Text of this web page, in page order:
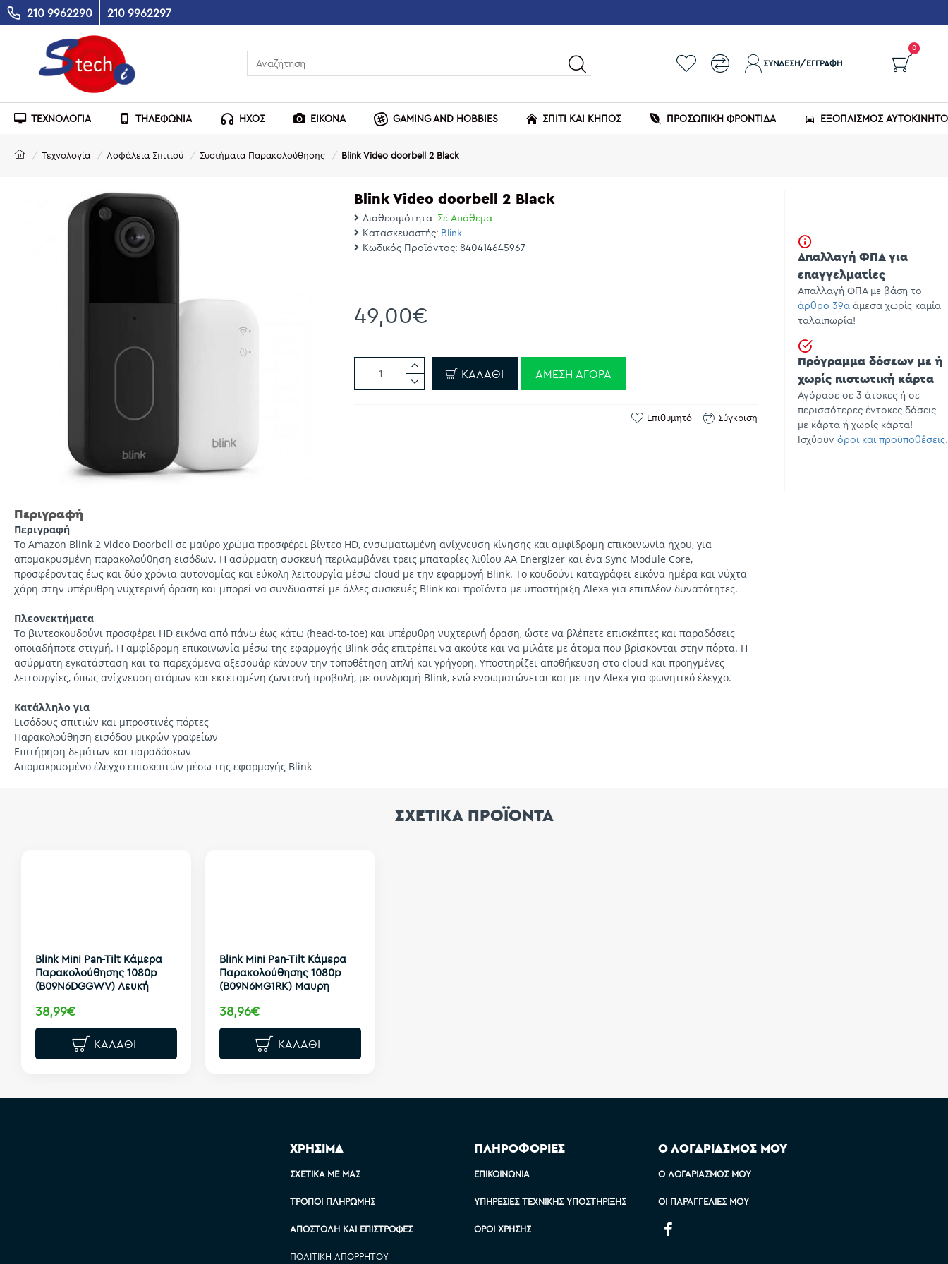
210 9962290 210 9962297
ΣΎΝΔΕΣΗ/ΕΓΓΡΑΦΉ
0
ΤΕΧΝΟΛΟΓΙΑ ΤΗΛΕΦΩΝΙΑ ΗΧΟΣ ΕΙΚΟΝΑ GAMING AND HOBBIES ΣΠΙΤΙ ΚΑΙ ΚΗΠΟΣ ΠΡΟΣΩΠΙΚΗ ΦΡΟΝΤΙΔΑ ΕΞΟΠΛΙΣΜΌΣ
Τεχνολογία Ασφάλεια Σπιτιού Συστήματα Παρακολούθησης Blink Video doorbell 2 Black
Blink Video doorbell 2 Black
Διαθεσιμότητα: Σε Απόθεμα
Κατασκευαστής: Blink
Κωδικός Προϊόντος: 840414645967
49,00€
ΚΑΛΆΘΙ ΆΜΕΣΗ ΑΓΟΡΆ
Επιθυμητό Σύγκριση
Περιγραφή
Περιγραφή
Το Amazon Blink 2 Video Doorbell σε μαύρο χρώμα προσφέρει βίντεο HD, ενσωματωμένη ανίχνευση κίνησης και αμφίδρομη επικοινωνία ήχου, για
απομακρυσμένη παρακολούθηση εισόδων. Η ασύρματη συσκευή περιλαμβάνει τρεις μπαταρίες λιθίου AA Energizer και ένα Sync Module Core,
προσφέροντας έως και δύο χρόνια αυτονομίας και εύκολη λειτουργία μέσω cloud με την εφαρμογή Blink. Το κουδούνι καταγράφει εικόνα ημέρα και νύχτα
χάρη στην υπέρυθρη νυχτερινή όραση και μπορεί να συνδυαστεί με άλλες συσκευές Blink και προϊόντα με υποστήριξη Alexa για επιπλέον δυνατότητες.
Πλεονεκτήματα
Το βιντεοκουδούνι προσφέρει HD εικόνα από πάνω έως κάτω (head-to-toe) και υπέρυθρη νυχτερινή όραση, ώστε να βλέπετε επισκέπτες και παραδόσεις
οποιαδήποτε στιγμή. Η αμφίδρομη επικοινωνία μέσω της εφαρμογής Blink σάς επιτρέπει να ακούτε και να μιλάτε με άτομα που βρίσκονται στην πόρτα. Η
ασύρματη εγκατάσταση και τα παρεχόμενα αξεσουάρ κάνουν την τοποθέτηση απλή και γρήγορη. Υποστηρίζει αποθήκευση στο cloud και προηγμένες
λειτουργίες, όπως ανίχνευση ατόμων και εκτεταμένη ζωντανή προβολή, με συνδρομή Blink, ενώ ενσωματώνεται και με την Alexa για φωνητικό έλεγχο.
Κατάλληλο για
Εισόδους σπιτιών και μπροστινές πόρτες
Παρακολούθηση εισόδου μικρών γραφείων
Επιτήρηση δεμάτων και παραδόσεων
Απομακρυσμένο έλεγχο επισκεπτών μέσω της εφαρμογής Blink
Απαλλαγή ΦΠΑ για
επαγγελματίες
Απαλλαγή ΦΠΑ με βάση το
άρθρο 39α άμεσα χωρίς καμία
ταλαιπωρία!
Πρόγραμμα δόσεων με ή
χωρίς πιστωτική κάρτα
Αγόρασε σε 3 άτοκες ή σε
περισσότερες έντοκες δόσεις
με κάρτα ή χωρίς κάρτα!
Ισχύουν όροι και προϋποθέσεις.
ΣΧΕΤΙΚΑ ΠΡΟΪΟΝΤΑ
Blink Mini Pan-Tilt Κάμερα
Παρακολούθησης 1080p
(B09N6DGGWV) Λευκή
38,99€
ΚΑΛΆΘΙ
Blink Mini Pan-Tilt Κάμερα
Παρακολούθησης 1080p
(B09N6MG1RK) Μαυρη
38,96€
ΚΑΛΆΘΙ
ΧΡΗΣΙΜΑ
ΣΧΕΤΙΚΆ ΜΕ ΜΑΣ
ΤΡΌΠΟΙ ΠΛΗΡΩΜΉΣ
ΑΠΟΣΤΟΛΉ ΚΑΙ ΕΠΙΣΤΡΟΦΈΣ
ΠΟΛΙΤΙΚΉ ΑΠΟΡΡΉΤΟΥ
ΠΛΗΡΟΦΟΡΙΕΣ
ΕΠΙΚΟΙΝΩΝΊΑ
ΥΠΗΡΕΣΊΕΣ ΤΕΧΝΙΚΉΣ ΥΠΟΣΤΉΡΙΞΗΣ
ΌΡΟΙ ΧΡΉΣΗΣ
Ο ΛΟΓΑΡΙΑΣΜΟΣ ΜΟΥ
Ο ΛΟΓΑΡΙΑΣΜΌΣ ΜΟΥ
ΟΙ ΠΑΡΑΓΓΕΛΊΕΣ ΜΟΥ